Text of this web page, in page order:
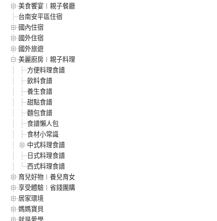
美食饗宴︱親子餐廳
台南安平區住宿
國內住宿
國外住宿
國外旅遊
美麗廚房︱親子料理
方便料理食譜
飲料食譜
養生食譜
甜點食譜
麵包食譜
食譜懶人包
食材小常識
中式料理食譜
日式料理食譜
西式料理食譜
育兒好物︱養兒育女
享受體驗︱省錢團購
居家環境
媽媽寶貝